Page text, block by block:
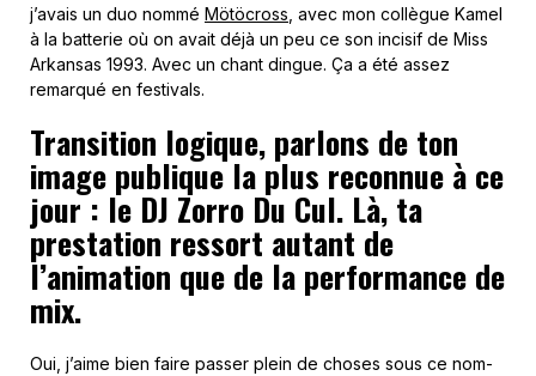
j’avais un duo nommé Mötöcross , avec mon collègue Kamel
à la batterie où on avait déjà un peu ce son incisif de Miss
Arkansas 1993. Avec un chant dingue. Ça a été assez
remarqué en festivals.
Transition logique, parlons de ton
image publique la plus reconnue à ce
jour : le DJ Zorro Du Cul. Là, ta
prestation ressort autant de
l’animation que de la performance de
mix.
Oui, j’aime bien faire passer plein de choses sous ce nom-